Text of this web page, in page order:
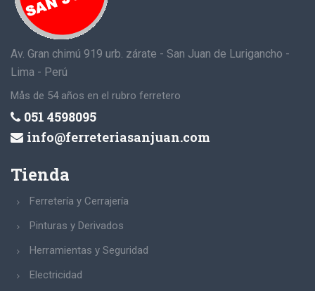
Av. Gran chimú 919 urb. zárate - San Juan de Lurigancho -
Lima - Perú
Mås de 54 años en el rubro ferretero
051 4598095
info@ferreteriasanjuan.com
Tienda
Ferretería y Cerrajería
Pinturas y Derivados
Herramientas y Seguridad
Electricidad